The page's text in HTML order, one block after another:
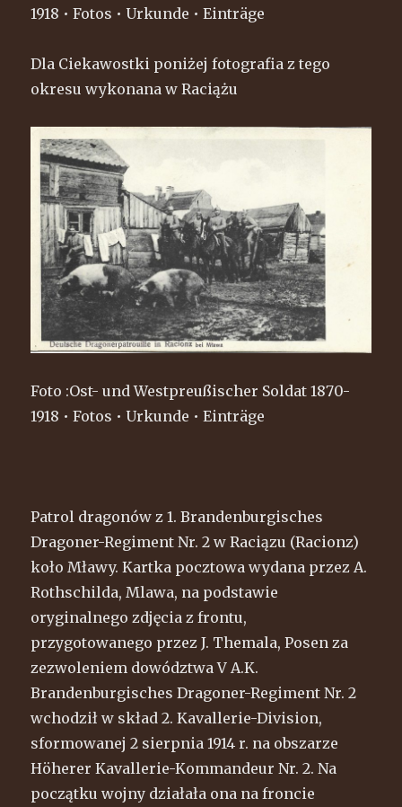
1918 • Fotos • Urkunde • Einträge
Dla Ciekawostki poniżej fotografia z tego
okresu wykonana w Raciążu
Foto :Ost- und Westpreußischer Soldat 1870-
1918 • Fotos • Urkunde • Einträge
Patrol dragonów z 1. Brandenburgisches
Dragoner-Regiment Nr. 2 w Raciązu (Racionz)
koło Mławy. Kartka pocztowa wydana przez A.
Rothschilda, Mlawa, na podstawie
oryginalnego zdjęcia z frontu,
przygotowanego przez J. Themala, Posen za
zezwoleniem dowództwa V A.K.
Brandenburgisches Dragoner-Regiment Nr. 2
wchodził w skład 2. Kavallerie-Division,
sformowanej 2 sierpnia 1914 r. na obszarze
Höherer Kavallerie-Kommandeur Nr. 2. Na
początku wojny działała ona na froncie